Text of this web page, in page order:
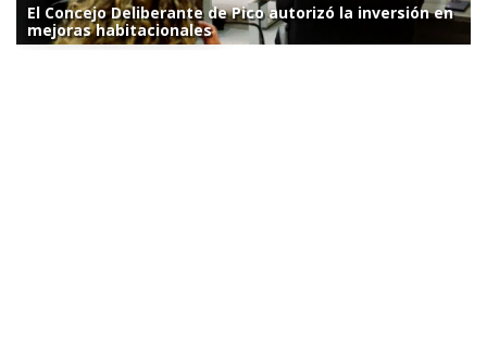
El Concejo Deliberante de Pico autorizó la inversión en
mejoras habitacionales